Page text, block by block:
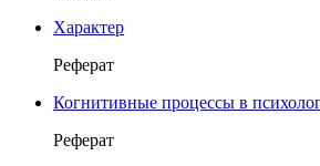
Характер
Реферат
Когнитивные процессы в
Реферат